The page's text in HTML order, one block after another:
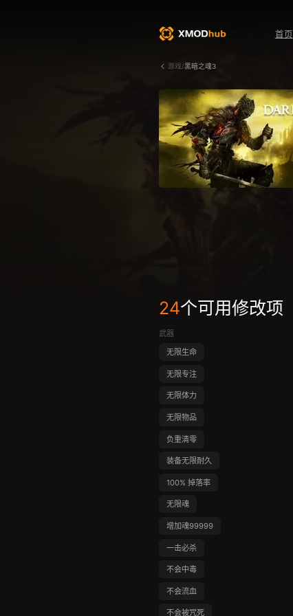
首页
游戏/黑暗之魂3
24个可用修改项
武器
无限生命
无限专注
无限体力
无限物品
负重清零
装备无限耐久
100% 掉落率
无限魂
增加魂99999
一击必杀
不会中毒
不会流血
不会被咒死